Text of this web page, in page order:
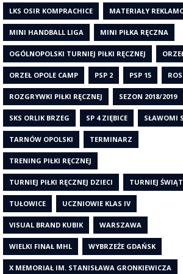
LKS OSIR KOMPRACHICE MATERIAŁY
MINI HANDBALL LIGA MINI PIŁKA RĘCZNA
OGÓLNOPOLSKI TURNIEJ PIŁKI RĘCZNEJ
ORZEŁ OPOLE CAMP PSP 2 PSP 15
ROZGRYWKI PIŁKI RĘCZNEJ SEZON 2018/2019
SKS ORLIK BRZEG SP 4 ZIĘBICE SŁAWOMI
TARNÓW OPOLSKI TERMINARZ
TRENING PIŁKI RĘCZNEJ
TURNIEJ PIŁKI RĘCZNEJ DZIECI TURNIEJ
TUŁOWICE UCZNIOWIE KLAS IV
VISUAL BRAND KUBIK WARSZAWA
WIELKI FINAŁ MHL WYBRZEŻE GDAŃSK
X MEMORIAŁ IM. STANISŁAWA GRONKIEWICZA